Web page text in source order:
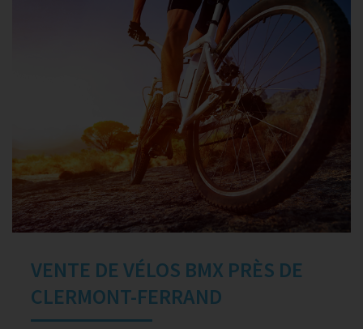
VENTE DE VÉLOS BMX PRÈS DE
CLERMONT-FERRAND